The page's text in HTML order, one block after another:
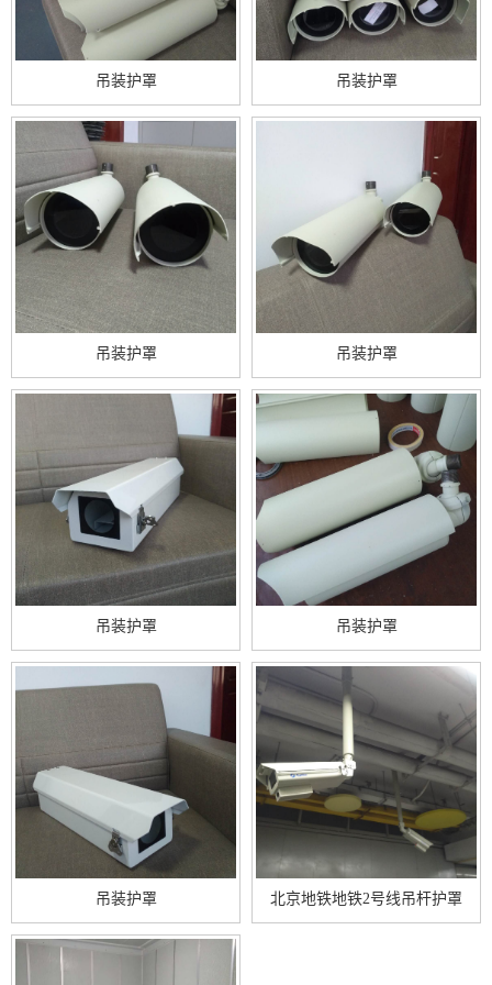
吊装护罩 吊装护罩
吊装护罩 吊装护罩
吊装护罩 吊装护罩
吊装护罩 北京地铁地铁2号线吊杆护罩